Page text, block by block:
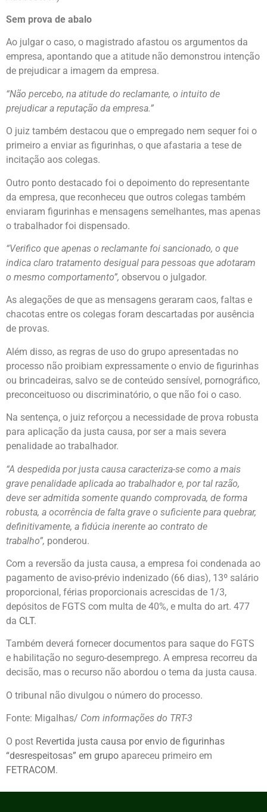
Sem prova de abalo
Ao julgar o caso, o magistrado afastou os argumentos da
empresa, apontando que a atitude não demonstrou intenção
de prejudicar a imagem da empresa.
“Não percebo, na atitude do reclamante, o intuito de
prejudicar a reputação da empresa.”
O juiz também destacou que o empregado nem sequer foi o
primeiro a enviar as figurinhas, o que afastaria a tese de
incitação aos colegas.
Outro ponto destacado foi o depoimento do representante
da empresa, que reconheceu que outros colegas também
enviaram figurinhas e mensagens semelhantes, mas apenas
o trabalhador foi dispensado.
“Verifico que apenas o reclamante foi sancionado, o que
indica claro tratamento desigual para pessoas que adotaram
o mesmo comportamento”, observou o julgador.
As alegações de que as mensagens geraram caos, faltas e
chacotas entre os colegas foram descartadas por ausência
de provas.
Além disso, as regras de uso do grupo apresentadas no
processo não proibiam expressamente o envio de figurinhas
ou brincadeiras, salvo se de conteúdo sensível, pornográfico,
preconceituoso ou discriminatório, o que não foi o caso.
Na sentença, o juiz reforçou a necessidade de prova robusta
para aplicação da justa causa, por ser a mais severa
penalidade ao trabalhador.
“A despedida por justa causa caracteriza-se como a mais
grave penalidade aplicada ao trabalhador e, por tal razão,
deve ser admitida somente quando comprovada, de forma
robusta, a ocorrência de falta grave o suficiente para quebrar,
definitivamente, a fidúcia inerente ao contrato de
trabalho”, ponderou.
Com a reversão da justa causa, a empresa foi condenada ao
pagamento de aviso-prévio indenizado (66 dias), 13º salário
proporcional, férias proporcionais acrescidas de 1/3,
depósitos de FGTS com multa de 40%, e multa do art. 477
da CLT.
Também deverá fornecer documentos para saque do FGTS
e habilitação no seguro-desemprego. A empresa recorreu da
decisão, mas o recurso não abordou o tema da justa causa.
O tribunal não divulgou o número do processo.
Fonte: Migalhas/ Com informações do TRT-3
O post Revertida justa causa por envio de figurinhas
“desrespeitosas” em grupo apareceu primeiro em
FETRACOM.